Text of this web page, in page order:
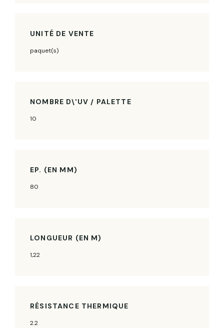
UNITÉ DE VENTE
paquet(s)
NOMBRE D\'UV / PALETTE
10
EP. (EN MM)
80
LONGUEUR (EN M)
1,22
RÉSISTANCE THERMIQUE
2.2